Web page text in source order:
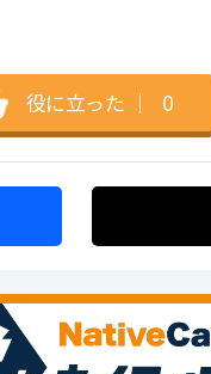
役に立った ｜ 0